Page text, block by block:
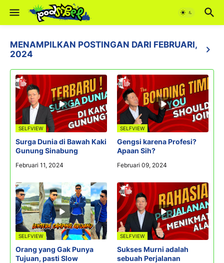
MENAMPILKAN POSTINGAN DARI FEBRUARI,
2024
SELFVIEW
Surga Dunia di Bawah Kaki
Gunung Sinabung
Februari 11, 2024
SELFVIEW
Gengsi karena Profesi?
Apaan Sih?
Februari 09, 2024
SELFVIEW
Orang yang Gak Punya
Tujuan, pasti Slow
SELFVIEW
Sukses Murni adalah
sebuah Perjalanan